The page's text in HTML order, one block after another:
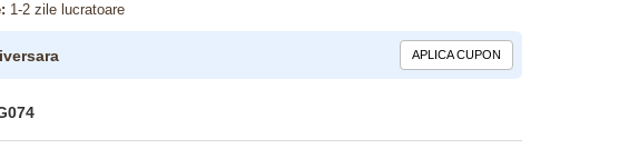
1-2 zile lucratoare
APLICA CUPON